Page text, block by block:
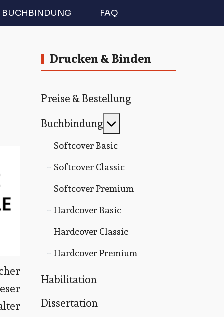
BUCHBINDUNG FAQ
Drucken & Binden
Preise & Bestellung
Buchbindung
Softcover Basic
Softcover Classic
Softcover Premium
Hardcover Basic
Hardcover Classic
Hardcover Premium
Habilitation
Dissertation